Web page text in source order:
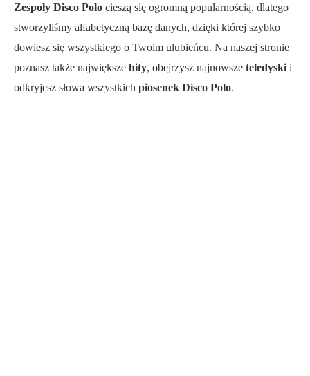
Zespoły Disco Polo cieszą się ogromną popularnością, dlatego
stworzyliśmy alfabetyczną bazę danych, dzięki której szybko
dowiesz się wszystkiego o Twoim ulubieńcu. Na naszej stronie
poznasz także największe hity, obejrzysz najnowsze teledyskii
odkryjesz słowa wszystkich piosenek Disco Polo.